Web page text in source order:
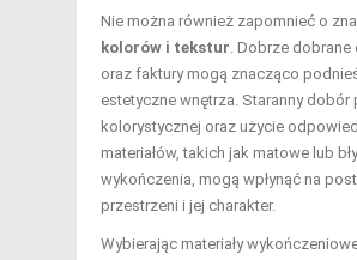
Nie można również zapomnieć o
kolorów i tekstur. Dobrze dobrane
oraz faktury mogą znacząco
estetyczne wnętrza. Staranny dobór
kolorystycznej oraz użycie
materiałów, takich jak matowe lub
wykończenia, mogą wpłynąć na
przestrzeni i jej charakter.
Wybierając materiały